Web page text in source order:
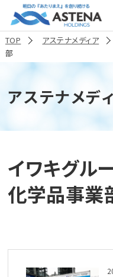
TOP アステナメディア
部
アステナメデ
イワキグル
化学品事業